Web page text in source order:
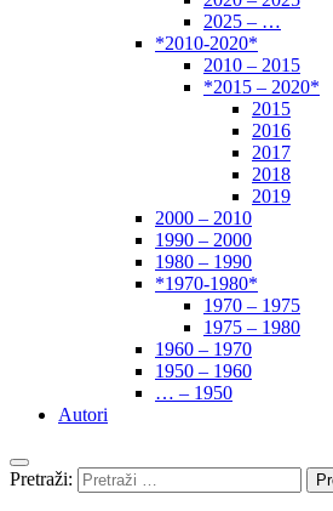
2025 – …
*2010-2020*
2010 – 2015
*2015 – 2020*
2015
2016
2017
2018
2019
2000 – 2010
1990 – 2000
1980 – 1990
*1970-1980*
1970 – 1975
1975 – 1980
1960 – 1970
1950 – 1960
… – 1950
Autori
Pretraži: